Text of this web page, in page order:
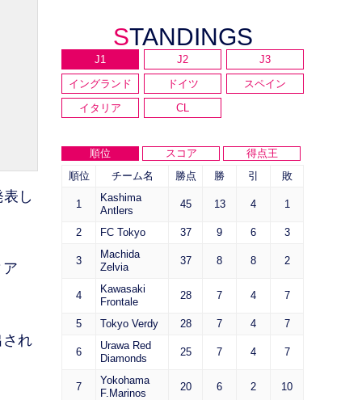
し
れ
STANDINGS
J1 J2
J3
イングランド
ドイツ
スペイン
イタリア
CL
順位 スコア
得点王
順位
チーム名 勝点 勝 引 敗
1
Kashima
Antlers
45 13 4 1
2 FC Tokyo 37 9 6 3
3
Machida
Zelvia
37 8 8 2
4
Kawasaki
Frontale
28 7 4 7
5 Tokyo Verdy 28 7 4 7
6
Urawa Red
Diamonds
25 7 4 7
7
Yokohama
F.Marinos
20 6 2 10